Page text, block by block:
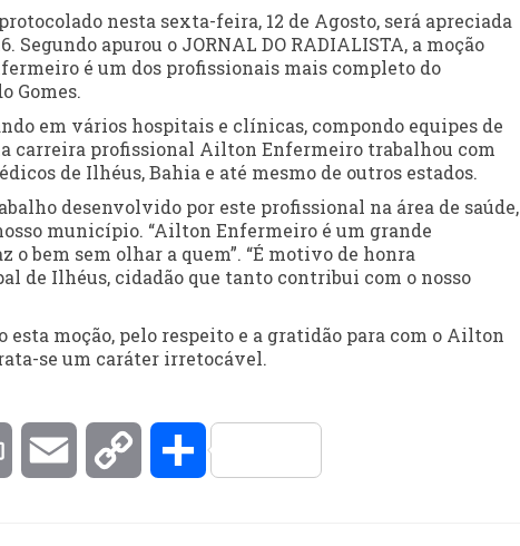
nesta sexta-feira, 12 de Agosto, será apreciada
apurou o JORNAL DO RADIALISTA, a moção
é um dos profissionais mais completo do
Gomes.
em vários hospitais e clínicas, compondo equipes de
carreira profissional Ailton Enfermeiro trabalhou com
de Ilhéus, Bahia e até mesmo de outros estados.
desenvolvido por este profissional na área de saúde,
município. “Ailton Enfermeiro é um grande
o bem sem olhar a quem”. “É motivo de honra
de Ilhéus, cidadão que tanto contribui com o nosso
moção, pelo respeito e a gratidão para com o Ailton
se um caráter irretocável.
Print Email Copy Compartilhar